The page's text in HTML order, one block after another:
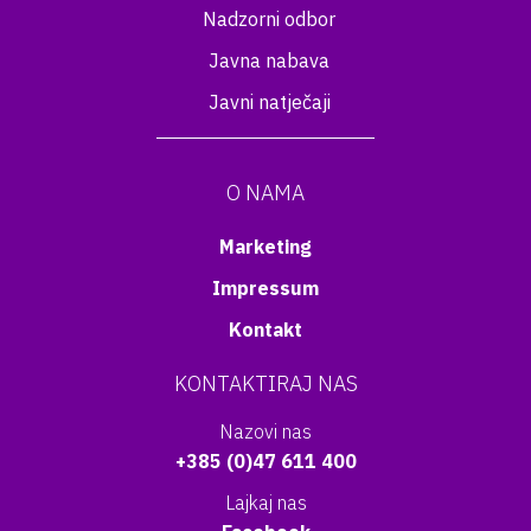
Nadzorni odbor
Javna nabava
Javni natječaji
O NAMA
Marketing
Impressum
Kontakt
KONTAKTIRAJ NAS
Nazovi nas
+385 (0)47 611 400
Lajkaj nas